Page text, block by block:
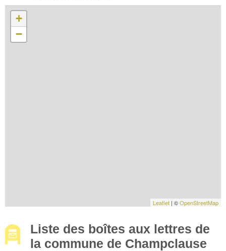
+
−
Leaflet | ©OpenStreetMap
Liste des boîtes aux lettres de
la commune de Champclause